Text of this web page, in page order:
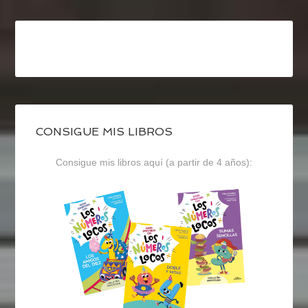
CONSIGUE MIS LIBROS
Consigue mis libros aquí (a partir de 4 años):